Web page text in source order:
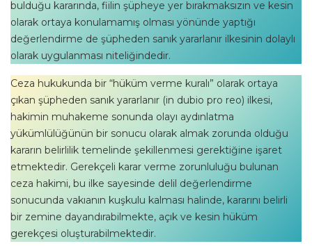
bulduğu kararında, fiilin şüpheye yer bırakmaksızın ve kesin
olarak ortaya konulamamış olması yönünde yaptığı
değerlendirme de şüpheden sanık yararlanır ilkesinin dolaylı
olarak uygulanması niteliğindedir.
Ceza hukukunda bir “hüküm verme kuralı” olarak ortaya
çıkan şüpheden sanık yararlanır (in dubio pro reo) ilkesi,
hakimin muhakeme sonunda olayı aydınlatma
yükümlülüğünün bir sonucu olarak almak zorunda olduğu
kararın belirlilik temelinde şekillenmesi gerektiğine işaret
etmektedir. Gerekçeli karar verme zorunluluğu bulunan
ceza hakimi, bu ilke sayesinde delil değerlendirme
sonucunda vakıanın kuşkulu kalması halinde, kararını belirli
bir zemine dayandırabilmekte, açık ve kesin hüküm
gerekçesi oluşturabilmektedir.